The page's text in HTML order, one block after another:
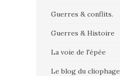
Guerres & conflits.
Guerres & Histoire
La voie de l'épée
Le blog du cliophage